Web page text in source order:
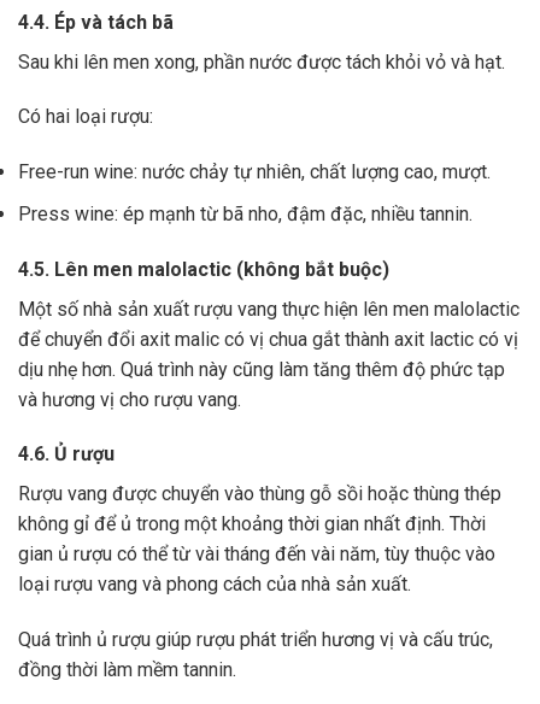
4.4. Ép và tách bã
Sau khi lên men xong, phần nước được tách khỏi vỏ và hạt.
Có hai loại rượu:
Free-run wine: nước chảy tự nhiên, chất lượng cao, mượt.
Press wine: ép mạnh từ bã nho, đậm đặc, nhiều tannin.
4.5. Lên men malolactic (không bắt buộc)
Một số nhà sản xuất rượu vang thực hiện lên men malolactic
để chuyển đổi axit malic có vị chua gắt thành axit lactic có vị
dịu nhẹ hơn. Quá trình này cũng làm tăng thêm độ phức tạp
và hương vị cho rượu vang.
4.6. Ủ rượu
Rượu vang được chuyển vào thùng gỗ sồi hoặc thùng thép
không gỉ để ủ trong một khoảng thời gian nhất định. Thời
gian ủ rượu có thể từ vài tháng đến vài năm, tùy thuộc vào
loại rượu vang và phong cách của nhà sản xuất.
Quá trình ủ rượu giúp rượu phát triển hương vị và cấu trúc,
đồng thời làm mềm tannin.